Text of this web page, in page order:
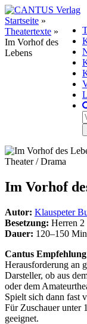
Startseite »
Theatertexte »
Im Vorhof des
Lebens
Theater / Drama
Im Vorhof
Autor: Klauspeter
Besetzung: Herren 2
Dauer: 120–150
Cantus
Herausforderung an
Darsteller, ob aus
oder dem
Spielt sich dann fast
Für Zuschauer unter
geeignet.